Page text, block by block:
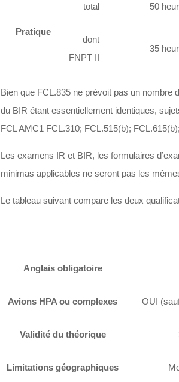
Pratique
total 50
dont
FNPT II
35
Bien que FCL.835 ne prévoit pas un nombre
du BIR étant essentiellement identiques,
FCL AMC1 FCL.310; FCL.515(b);
Les examens IR et BIR, les formulaires
minimas applicables ne seront pas les
Le tableau suivant compare les deux
Anglais obligatoire
Avions HPA ou complexes OUI
Validité du théorique
Limitations géographiques